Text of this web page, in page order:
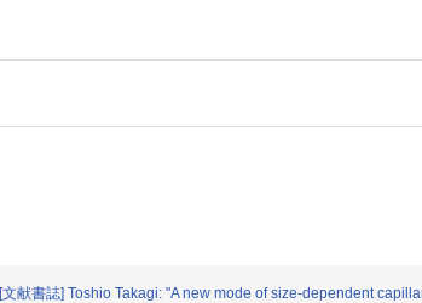
[文献書誌] Toshio Takagi: "A new mode of size-dependent